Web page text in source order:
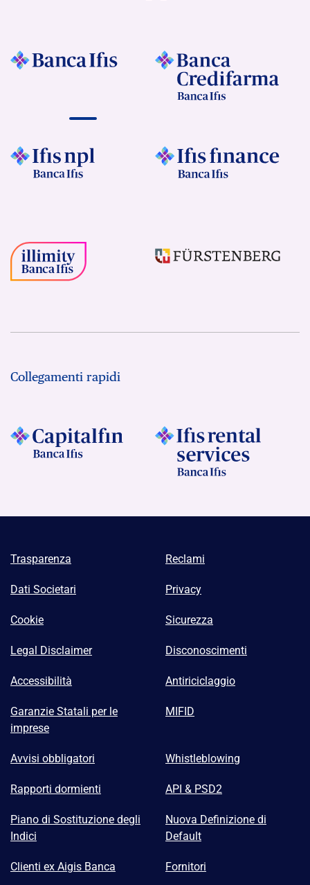
Collegamenti rapidi
Trasparenza Reclami
Dati Societari Privacy
Cookie Sicurezza
Legal Disclaimer Disconoscimenti
Accessibilità Antiriciclaggio
Garanzie Statali per le
imprese
MIFID
Avvisi obbligatori Whistleblowing
Rapporti dormienti API & PSD2
Piano di Sostituzione degli
Indici
Nuova Definizione di
Default
Clienti ex Aigis Banca Fornitori